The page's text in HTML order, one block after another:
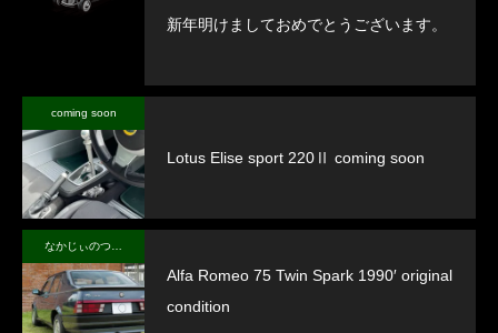
新年明けましておめでとうございます。
coming soon
Lotus Elise sport 220Ⅱ coming soon
Alfa Romeo 75 Twin Spark 1990′ original
condition